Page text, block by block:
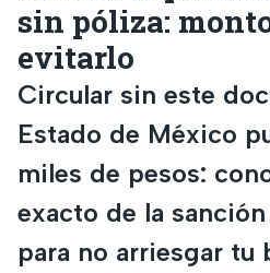
sin póliza:
evitarlo
Circular sin este
Estado de México
miles de pesos:
exacto de la
para no arriesgar tu